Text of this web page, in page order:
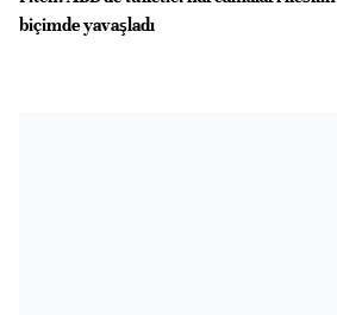
biçimde yavaşladı